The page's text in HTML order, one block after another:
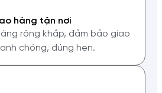
hàng tận nơi
rộng khắp, đảm bảo giao
chóng, đúng hẹn.